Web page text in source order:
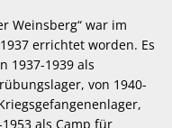
Weinsberg“ war im
errichtet worden. Es
1937-1939 als
von 1940-
als Camp für